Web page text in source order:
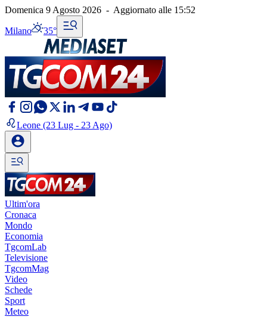
Domenica 9 Agosto 2026 - Aggiornato alle 15:52
Milano 35°
Leone (23 Lug - 23 Ago)
Ultim'ora
Cronaca
Mondo
Economia
TgcomLab
Televisione
TgcomMag
Video
Schede
Sport
Meteo